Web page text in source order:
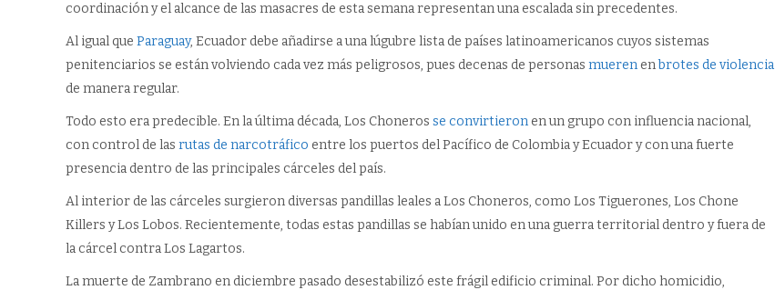
coordinación y el alcance de las masacres de esta semana representan una escalada sin precedentes.
Al igual que Paraguay, Ecuador debe añadirse a una lúgubre lista de países latinoamericanos cuyos sistemas
penitenciarios se están volviendo cada vez más peligrosos, pues decenas de personas muerenenbrotes de violencia
de manera regular.
Todo esto era predecible. En la última década, Los Choneros se convirtieronen un grupo con influencia nacional,
con control de las rutas de narcotráfico entre los puertos del Pacífico de Colombia y Ecuador y con una fuerte
presencia dentro de las principales cárceles del país.
Al interior de las cárceles surgieron diversas pandillas leales a Los Choneros, como Los Tiguerones, Los Chone
Killers y Los Lobos. Recientemente, todas estas pandillas se habían unido en una guerra territorial dentro y fuera de
la cárcel contra Los Lagartos.
La muerte de Zambrano en diciembre pasado desestabilizó este frágil edificio criminal. Por dicho homicidio,